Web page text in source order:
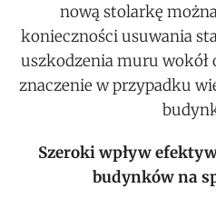
nową stolarkę
konieczności usuwania
uszkodzenia muru wokół
znaczenie w przypadku
Szeroki wpływ
budynków na